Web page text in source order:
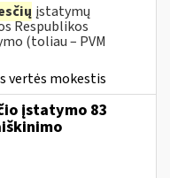
įstatymų
Respublikos
(toliau – PVM
vertės mokestis
įstatymo 83